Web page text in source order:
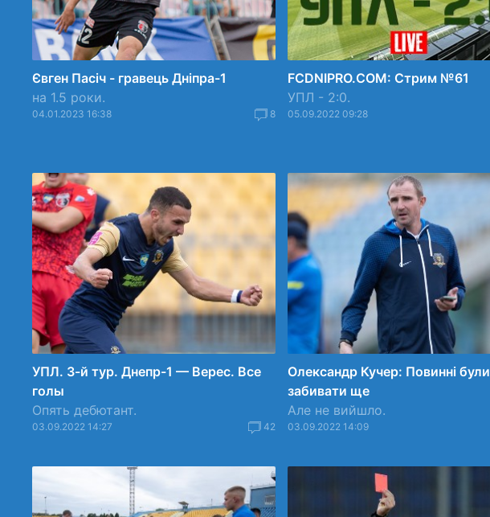
Євген Пасіч - гравець Дніпра-1
на 1.5 роки.
04.01.2023 16:38 8
FCDNIPRO.COM: Стрим №61
УПЛ - 2:0.
05.09.2022 09:28
УПЛ. 3-й тур. Днепр-1 — Верес. Все
голы
Опять дебютант.
03.09.2022 14:27 42
Олександр Кучер: Повинні були
забивати ще
Але не вийшло.
03.09.2022 14:09